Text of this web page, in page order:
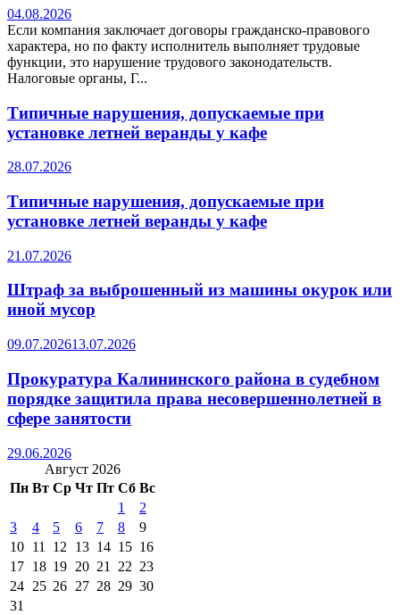
04.08.2026
Если компания заключает договоры гражданско-правового
характера, но по факту исполнитель выполняет трудовые
функции, это нарушение трудового законодательств.
Налоговые органы, Г...
Типичные нарушения, допускаемые при
установке летней веранды у кафе
28.07.2026
Типичные нарушения, допускаемые при
установке летней веранды у кафе
21.07.2026
Штраф за выброшенный из машины окурок или
иной мусор
09.07.202613.07.2026
Прокуратура Калининского района в судебном
порядке защитила права несовершеннолетней в
сфере занятости
29.06.2026
Август 2026
Пн Вт Ср Чт Пт Сб Вс
1
2
3
4 5 6 7 8
9
10 11 12 13 14 15 16
17 18 19 20 21 22 23
24 25 26 27 28 29 30
31